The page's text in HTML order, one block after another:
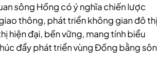
sông Hồng có ý nghĩa chiến lược
thông, phát triển không gian đô thị
hiện đại, bền vững, mang tính biểu
đẩy phát triển vùng Đồng bằng